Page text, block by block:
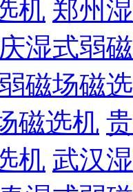
机 郑州
湿式弱
磁场磁
磁选机
机 武汉